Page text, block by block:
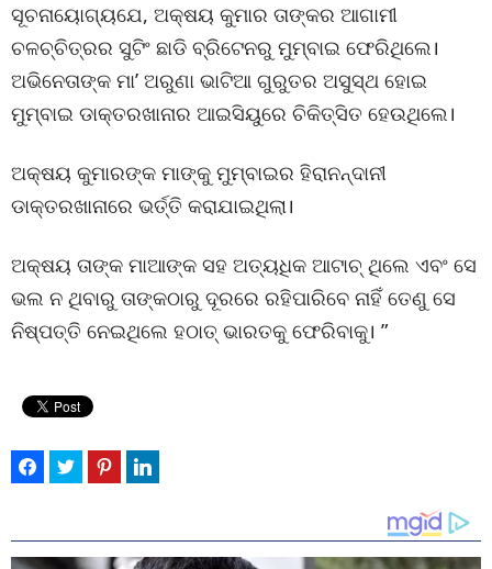
ସୂଚନାୟୋଗ୍ୟଯେ, ଅକ୍ଷୟ କୁମାର ତାଙ୍କର ଆଗାମୀ
ଚଳଚ୍ଚିତ୍ରର ସୁଟିଂ ଛାଡି ବ୍ରିଟେନରୁ ମୁମ୍ବାଇ ଫେରିଥିଲେ।
ଅଭିନେତାଙ୍କ ମା’ ଅରୁଣା ଭାଟିଆ ଗୁରୁତର ଅସୁସ୍ଥ ହୋଇ
ମୁମ୍ବାଇ ଡାକ୍ତରଖାନାର ଆଇସିୟୁରେ ଚିକିତ୍ସିତ ହେଉଥିଲେ।
ଅକ୍ଷୟ କୁମାରଙ୍କ ମାଙ୍କୁ ମୁମ୍ବାଇର ହିରାନନ୍ଦାନୀ
ଡାକ୍ତରଖାନାରେ ଭର୍ତ୍ତି କରାଯାଇଥିଲା।
ଅକ୍ଷୟ ତାଙ୍କ ମାଆଙ୍କ ସହ ଅତ୍ୟଧିକ ଆଟାଚ୍‌ ଥିଲେ ଏବଂ ସେ
ଭଲ ନ ଥିବାରୁ ତାଙ୍କଠାରୁ ଦୂରରେ ରହିପାରିବେ ନାହିଁ ତେଣୁ ସେ
ନିଷ୍ପତ୍ତି ନେଇଥିଲେ ହଠାତ୍ ଭାରତକୁ ଫେରିବାକୁ। ”